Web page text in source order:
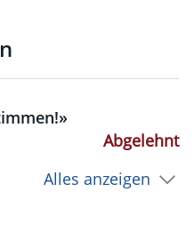
Abgelehnt
Alles anzeigen